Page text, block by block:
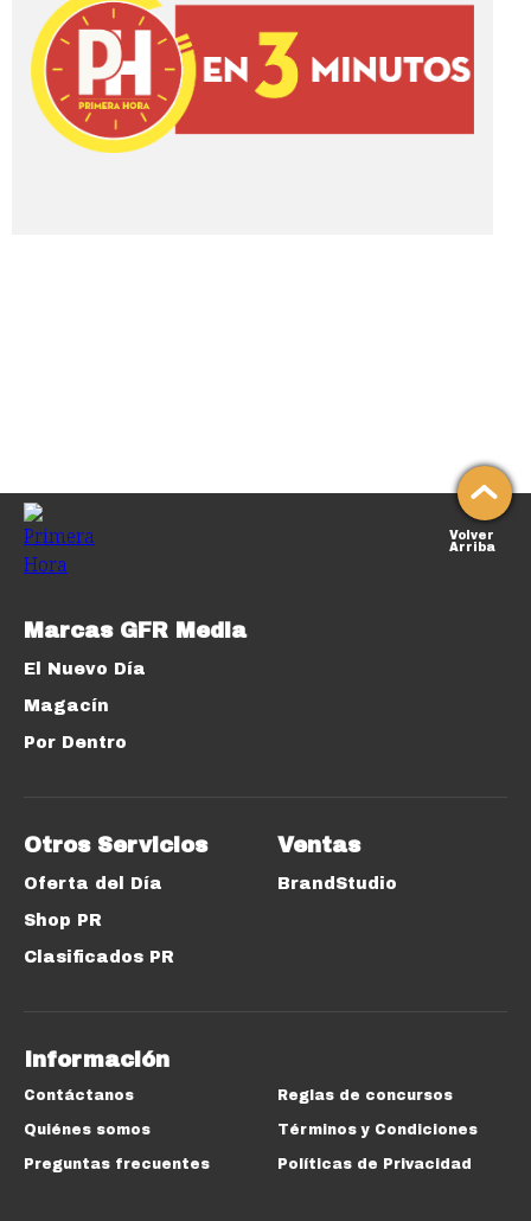
Volver
Arriba
Marcas GFR Media
El Nuevo Día
Magacín
Por Dentro
Otros Servicios
Oferta del Día
Shop PR
Clasificados PR
Ventas
BrandStudio
Información
Contáctanos
Quiénes somos
Preguntas frecuentes
Reglas de concursos
Términos y Condiciones
Políticas de Privacidad